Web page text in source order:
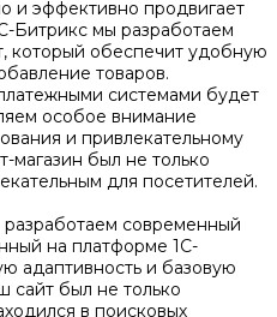
и эффективно продвигает
Битрикс мы разработаем
который обеспечит удобную
товаров.
системами будет
особое внимание
и привлекательному
магазин был не только
для посетителей.
современный
на платформе 1С-
адаптивность и базовую
сайт был не только
в поисковых